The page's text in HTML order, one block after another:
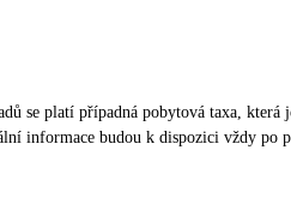
se platí případná pobytová taxa,
informace budou k dispozici vždy po